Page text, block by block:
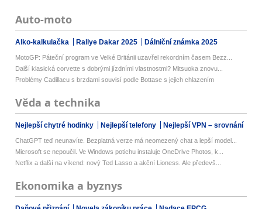
Auto-moto
Alko-kalkulačka Rallye Dakar 2025 Dálniční známka 2025
MotoGP: Páteční program ve Velké Británii uzavřel rekordním časem Bezz...
Další klasická corvette s dobrými jízdními vlastnostmi? Mitsuoka znovu...
Problémy Cadillacu s brzdami souvisí podle Bottase s jejich chlazením
Věda a technika
Nejlepší chytré hodinky Nejlepší telefony Nejlepší VPN – srovnání
ChatGPT teď neunavíte. Bezplatná verze má neomezený chat a lepší model...
Microsoft se nepoučil. Ve Windows potichu instaluje OneDrive Photos, k...
Netflix a další na víkend: nový Ted Lasso a akční Lioness. Ale předevš...
Ekonomika a byznys